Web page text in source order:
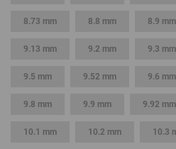
8.73 mm 8.8 mm 8.9 mm
9.13 mm 9.2 mm 9.3 mm
9.5 mm 9.52 mm 9.6 mm
9.8 mm 9.9 mm 9.92 mm
10.1 mm 10.2 mm 10.3